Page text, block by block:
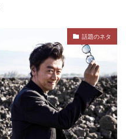
話題のネタ